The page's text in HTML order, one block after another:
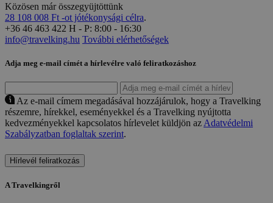
Közösen már összegyüjtöttünk
28 108 008 Ft -ot jótékonysági célra.
+36 46 463 422 H - P: 8:00 - 16:30
info@travelking.hu További elérhetőségek
Adja meg e-mail címét a hírlevélre való feliratkozáshoz
Az e-mail címem megadásával hozzájárulok, hogy a Travelking
részemre, hírekkel, eseményekkel és a Travelking nyújtotta
kedvezményekkel kapcsolatos hírlevelet küldjön az Adatvédelmi
Szabályzatban foglaltak szerint.
Hírlevél feliratkozás
A Travelkingről